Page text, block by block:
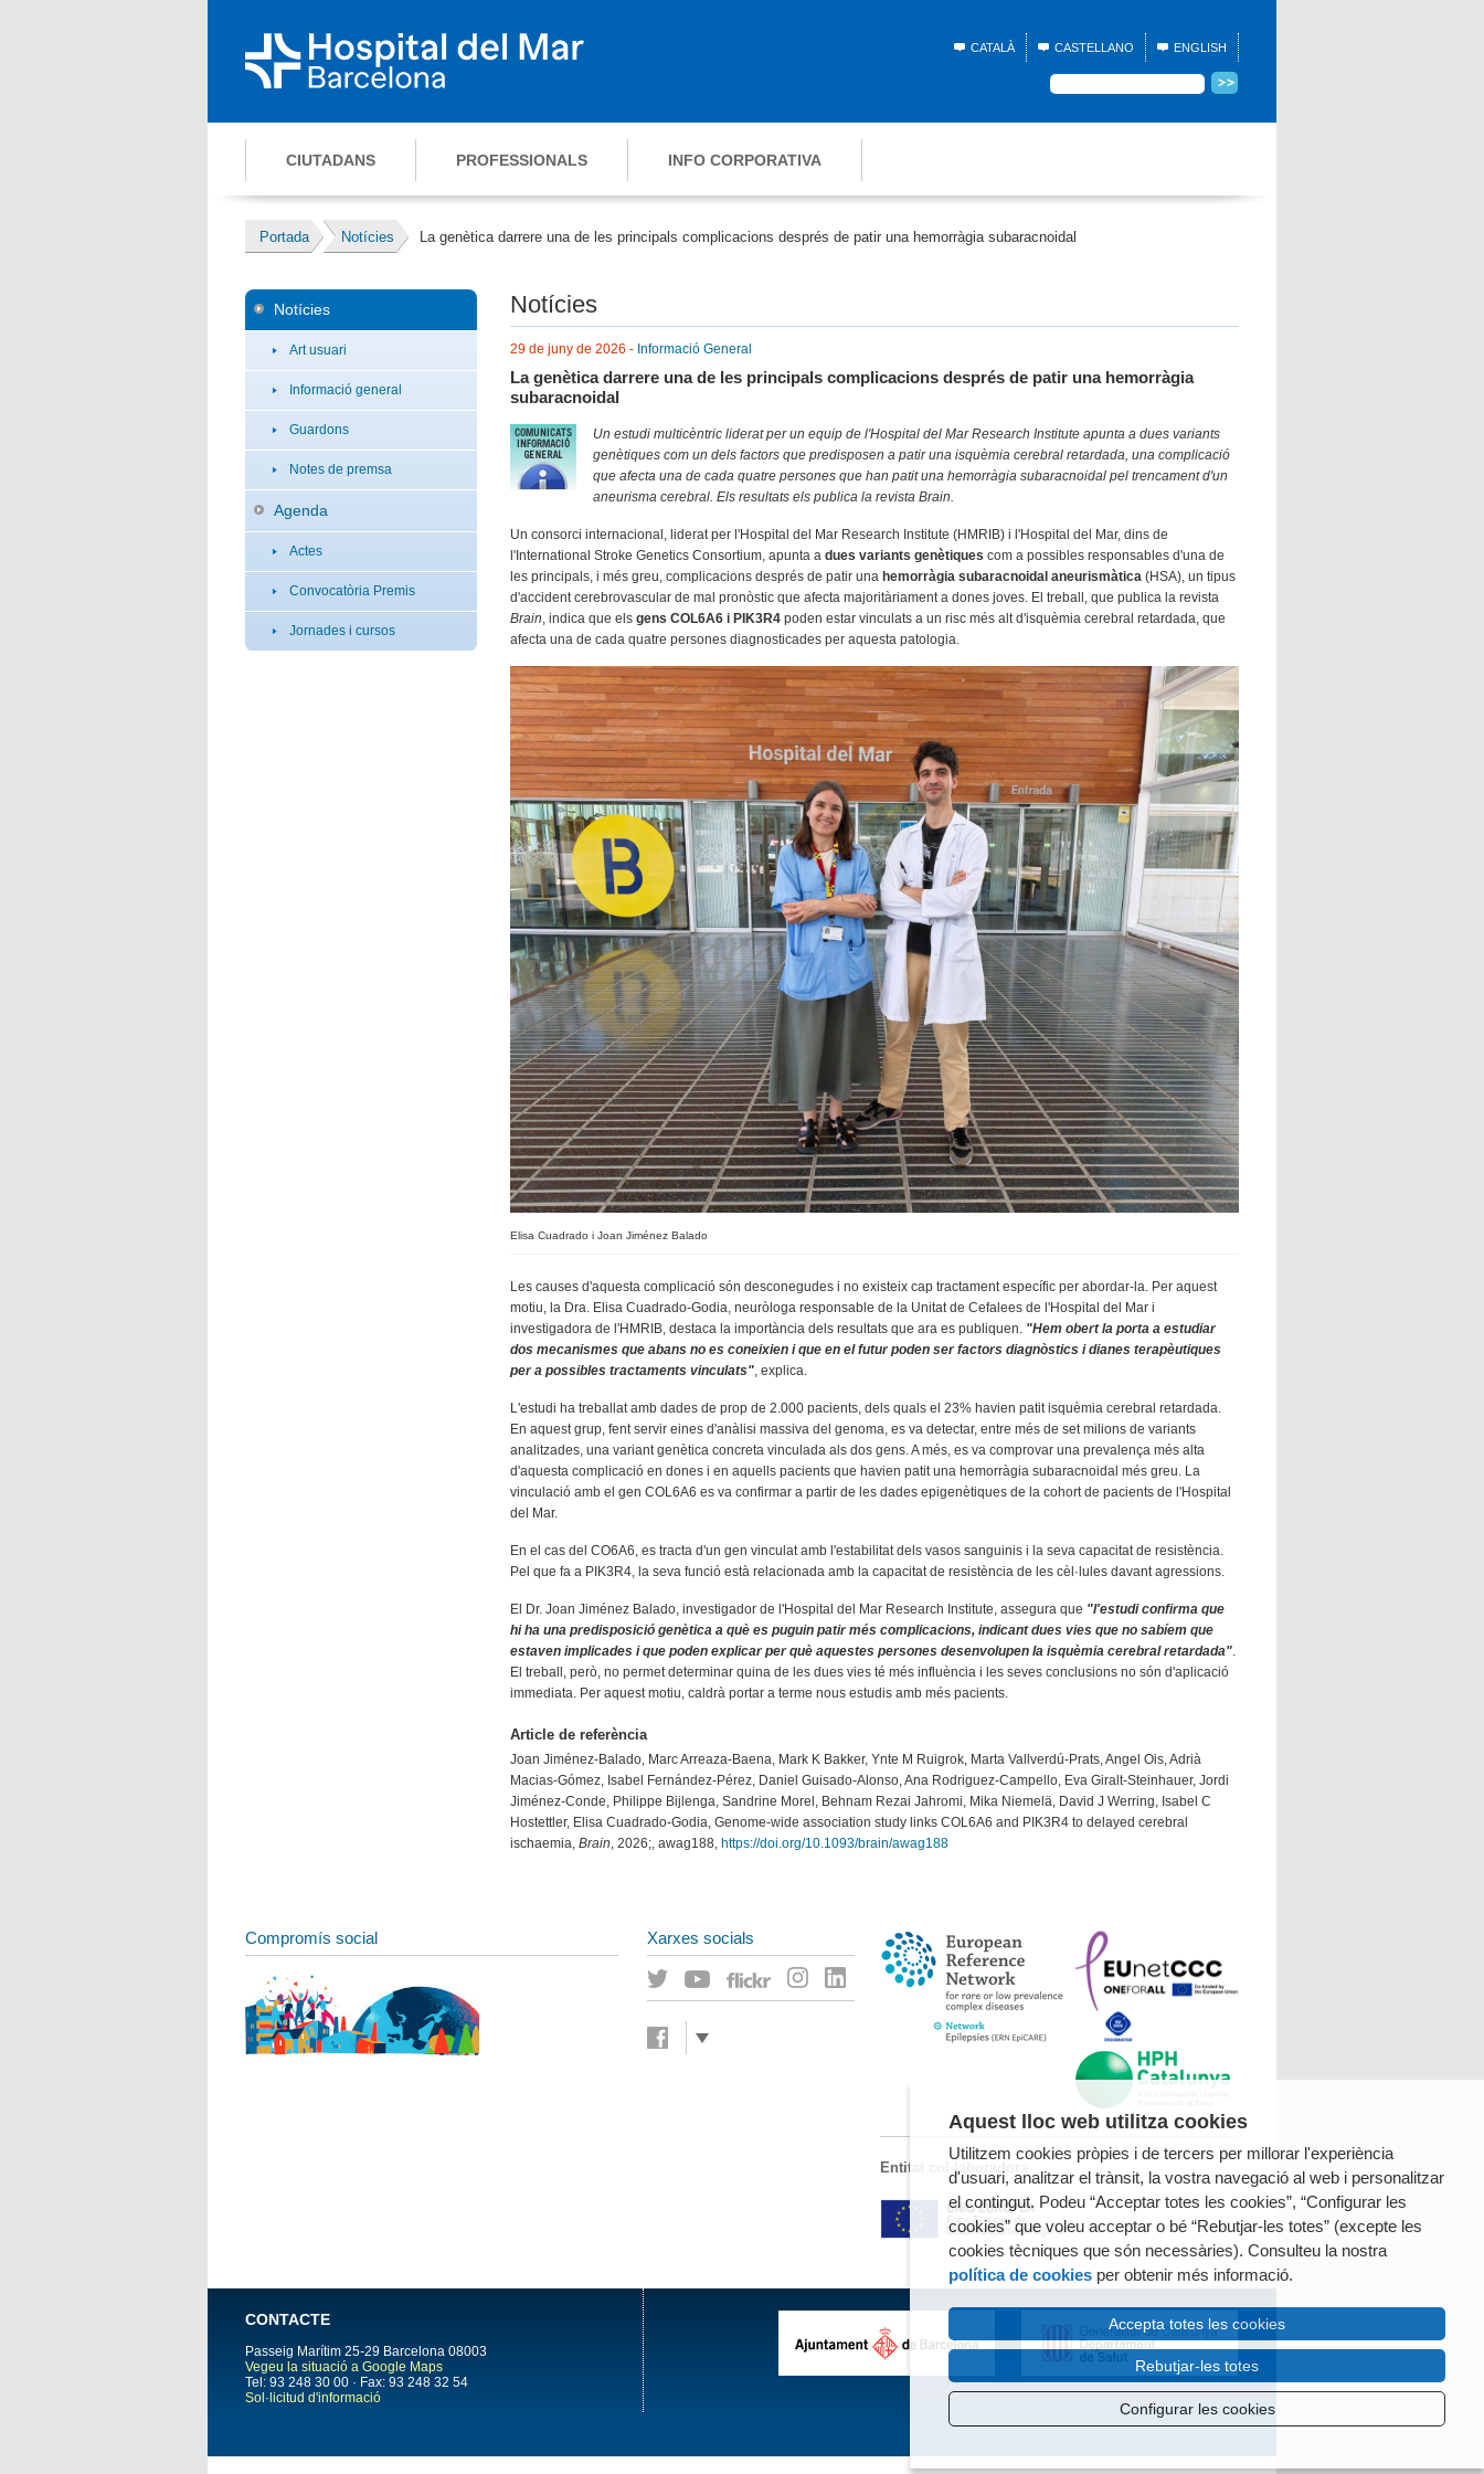
CATALÀ CASTELLANO ENGLISH
CIUTADANS PROFESSIONALS INFO CORPORATIVA
Portada Notícies La genètica darrere una de les principals complicacions després de patir una hemorràgia subaracnoidal
Notícies
Art usuari
Informació general
Guardons
Notes de premsa
Agenda
Actes
Convocatòria Premis
Jornades i cursos
Notícies
29 de juny de 2026 - Informació General
La genètica darrere una de les principals complicacions després de patir una hemorràgia
subaracnoidal
Un estudi multicèntric liderat per un equip de l'Hospital del Mar Research Institute apunta a dues variants
genètiques com un dels factors que predisposen a patir una isquèmia cerebral retardada, una complicació
que afecta una de cada quatre persones que han patit una hemorràgia subaracnoidal pel trencament d'un
aneurisma cerebral. Els resultats els publica la revista Brain.
Un consorci internacional, liderat per l'Hospital del Mar Research Institute (HMRIB) i l'Hospital del Mar, dins de
l'International Stroke Genetics Consortium, apunta adues variants genètiques com a possibles responsables d'una de
les principals, i més greu, complicacions després de patir unahemorràgia subaracnoidal aneurismàtica (HSA), un tipus
d'accident cerebrovascular de mal pronòstic que afecta majoritàriament a dones joves. El treball, que publica la revista
Brain , indica que elsgens COL6A6 i PIK3R4 poden estar vinculats a un risc més alt d'isquèmia cerebral retardada, que
afecta una de cada quatre persones diagnosticades per aquesta patologia.
Elisa Cuadrado i Joan Jiménez Balado
Les causes d'aquesta complicació són desconegudes i no existeix cap tractament específic per abordar-la. Per aquest
motiu, la Dra. Elisa Cuadrado-Godia, neuròloga responsable de la Unitat de Cefalees de l'Hospital del Mar i
investigadora de l'HMRIB, destaca la importància dels resultats que ara es publiquen. "Hem obert la porta a estudiar
dos mecanismes que abans no es coneixien i que en el futur poden ser factors diagnòstics i dianes terapèutiques
per a possibles tractaments vinculats", explica.
L'estudi ha treballat amb dades de prop de 2.000 pacients, dels quals el 23% havien patit isquèmia cerebral retardada.
En aquest grup, fent servir eines d'anàlisi massiva del genoma, es va detectar, entre més de set milions de variants
analitzades, una variant genètica concreta vinculada als dos gens. A més, es va comprovar una prevalença més alta
d'aquesta complicació en dones i en aquells pacients que havien patit una hemorràgia subaracnoidal més greu. La
vinculació amb el gen COL6A6 es va confirmar a partir de les dades epigenètiques de la cohort de pacients de l'Hospital
del Mar.
En el cas del CO6A6, es tracta d'un gen vinculat amb l'estabilitat dels vasos sanguinis i la seva capacitat de resistència.
Pel que fa a PIK3R4, la seva funció està relacionada amb la capacitat de resistència de les cèl·lules davant agressions.
El Dr. Joan Jiménez Balado, investigador de l'Hospital del Mar Research Institute, assegura que "l'estudi confirma que
hi ha una predisposició genètica a què es puguin patir més complicacions, indicant dues vies que no sabíem que
estaven implicades i que poden explicar per què aquestes persones desenvolupen la isquèmia cerebral retardada".
El treball, però, no permet determinar quina de les dues vies té més influència i les seves conclusions no són d'aplicació
immediata. Per aquest motiu, caldrà portar a terme nous estudis amb més pacients.
Article de referència
Joan Jiménez-Balado, Marc Arreaza-Baena, Mark K Bakker, Ynte M Ruigrok, Marta Vallverdú-Prats, Angel Ois, Adrià
Macias-Gómez, Isabel Fernández-Pérez, Daniel Guisado-Alonso, Ana Rodriguez-Campello, Eva Giralt-Steinhauer, Jordi
Jiménez-Conde, Philippe Bijlenga, Sandrine Morel, Behnam Rezai Jahromi, Mika Niemelä, David J Werring, Isabel C
Hostettler, Elisa Cuadrado-Godia, Genome-wide association study links COL6A6 and PIK3R4 to delayed cerebral
ischaemia,Brain , 2026;, awag188,https://doi.org/10.1093/brain/awag188
Compromís social Xarxes socials
Entitat col·laboradora
CONTACTE
Passeig Marítim 25-29 Barcelona 08003
Vegeu la situació a Google Maps
Tel: 93 248 30 00 · Fax: 93 248 32 54
Sol·licitud d'informació
Aquest lloc web utilitza cookies
Utilitzem cookies pròpies i de tercers per millorar l'experiència
d'usuari, analitzar el trànsit, la vostra navegació al web i personalitzar
el contingut. Podeu “Acceptar totes les cookies”, “Configurar les
cookies” que voleu acceptar o bé “Rebutjar-les totes” (excepte les
cookies tècniques que són necessàries). Consulteu la nostra
política de cookies per obtenir més informació.
Accepta totes les cookies
Rebutjar-les totes
Configurar les cookies